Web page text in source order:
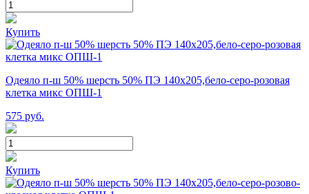
Купить
Одеяло п-ш 50% шерсть 50% ПЭ 140х205,бело-серо-розовая
клетка микс ОПШ-1
575 руб.
Купить